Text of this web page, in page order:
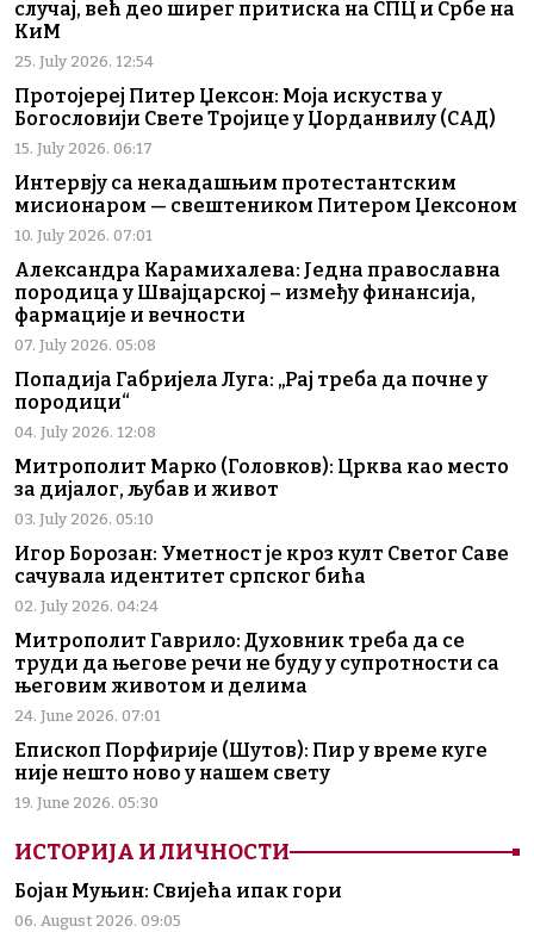
случај, већ део ширег притиска на СПЦ и Србе на
КиМ
25. July 2026. 12:54
Протојереј Питер Џексон: Моја искуства у
Богословији Свете Тројице у Џорданвилу (САД)
15. July 2026. 06:17
Интервју са некадашњим протестантским
мисионаром — свештеником Питером Џексоном
10. July 2026. 07:01
Александра Карамихалева: Једна православна
породица у Швајцарској – између финансија,
фармације и вечности
07. July 2026. 05:08
Попадија Габријела Луга: „Рај треба да почне у
породици“
04. July 2026. 12:08
Митрополит Марко (Головков): Црква као место
за дијалог, љубав и живот
03. July 2026. 05:10
Игор Борозан: Уметност је кроз култ Светог Саве
сачувала идентитет српског бића
02. July 2026. 04:24
Митрополит Гаврило: Духовник треба да се
труди да његове речи не буду у супротности са
његовим животом и делима
24. June 2026. 07:01
Епископ Порфирије (Шутов): Пир у време куге
није нешто ново у нашем свету
19. June 2026. 05:30
ИСТОРИЈА И ЛИЧНОСТИ
Бојан Муњин: Свијећа ипак гори
06. August 2026. 09:05